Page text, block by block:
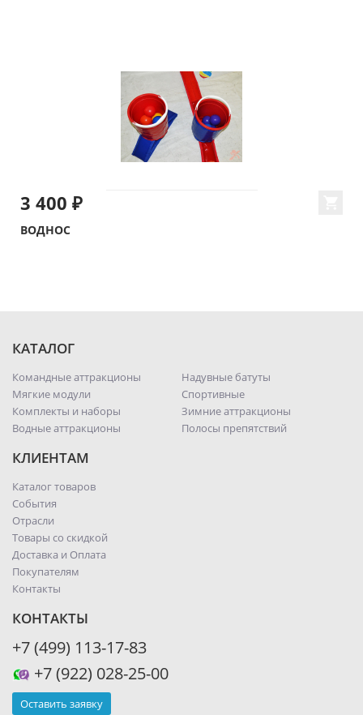
3 400 ₽
ВОДНОС
КАТАЛОГ
Командные аттракционы
Надувные батуты
Мягкие модули
Спортивные
Комплекты и наборы
Зимние аттракционы
Водные аттракционы
Полосы препятствий
КЛИЕНТАМ
Каталог товаров
События
Отрасли
Товары со скидкой
Доставка и Оплата
Покупателям
Контакты
КОНТАКТЫ
+7 (499) 113-17-83
+7 (922) 028-25-00
Оставить заявку